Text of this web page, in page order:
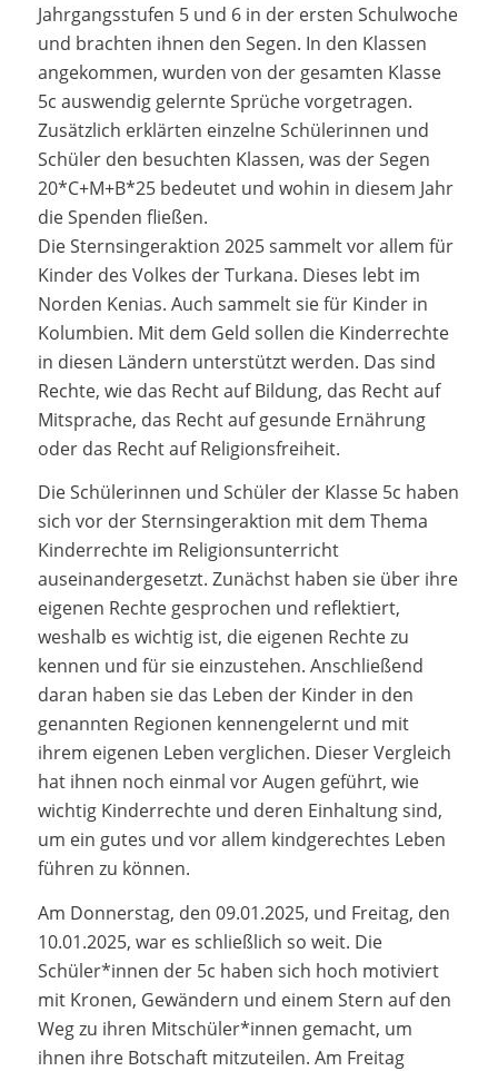
Jahrgangsstufen 5 und 6 in der ersten Schulwoche
und brachten ihnen den Segen. In den Klassen
angekommen, wurden von der gesamten Klasse
5c auswendig gelernte Sprüche vorgetragen.
Zusätzlich erklärten einzelne Schülerinnen und
Schüler den besuchten Klassen, was der Segen
20*C+M+B*25 bedeutet und wohin in diesem Jahr
die Spenden fließen.
Die Sternsingeraktion 2025 sammelt vor allem für
Kinder des Volkes der Turkana. Dieses lebt im
Norden Kenias. Auch sammelt sie für Kinder in
Kolumbien. Mit dem Geld sollen die Kinderrechte
in diesen Ländern unterstützt werden. Das sind
Rechte, wie das Recht auf Bildung, das Recht auf
Mitsprache, das Recht auf gesunde Ernährung
oder das Recht auf Religionsfreiheit.
Die Schülerinnen und Schüler der Klasse 5c haben
sich vor der Sternsingeraktion mit dem Thema
Kinderrechte im Religionsunterricht
auseinandergesetzt. Zunächst haben sie über ihre
eigenen Rechte gesprochen und reflektiert,
weshalb es wichtig ist, die eigenen Rechte zu
kennen und für sie einzustehen. Anschließend
daran haben sie das Leben der Kinder in den
genannten Regionen kennengelernt und mit
ihrem eigenen Leben verglichen. Dieser Vergleich
hat ihnen noch einmal vor Augen geführt, wie
wichtig Kinderrechte und deren Einhaltung sind,
um ein gutes und vor allem kindgerechtes Leben
führen zu können.
Am Donnerstag, den 09.01.2025, und Freitag, den
10.01.2025, war es schließlich so weit. Die
Schüler*innen der 5c haben sich hoch motiviert
mit Kronen, Gewändern und einem Stern auf den
Weg zu ihren Mitschüler*innen gemacht, um
ihnen ihre Botschaft mitzuteilen. Am Freitag